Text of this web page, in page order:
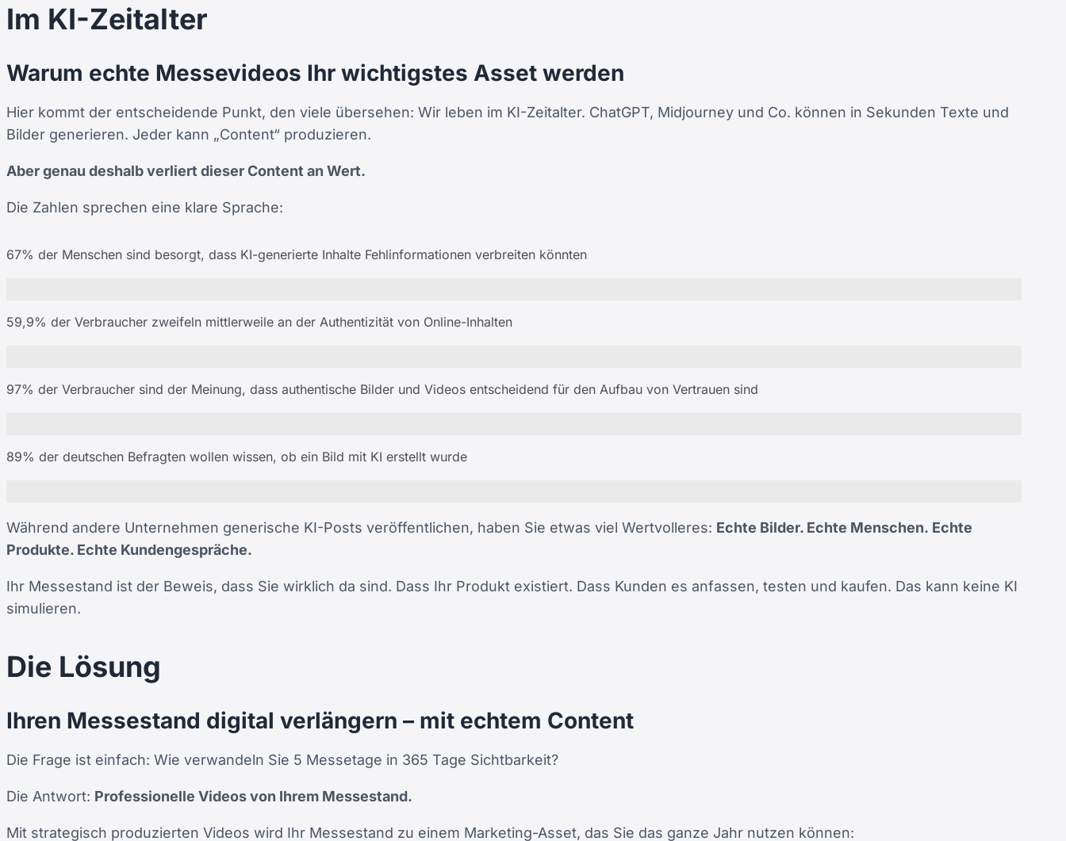
Im KI-Zeitalter
Warum echte Messevideos Ihr wichtigstes Asset werden
Hier kommt der entscheidende Punkt, den viele übersehen: Wir leben im KI-Zeitalter. ChatGPT, Midjourney und Co. können in Sekunden Texte und
Bilder generieren. Jeder kann „Content“ produzieren.
Aber genau deshalb verliert dieser Content an Wert.
Die Zahlen sprechen eine klare Sprache:
67% der Menschen sind besorgt, dass KI-generierte Inhalte Fehlinformationen verbreiten könnten
59,9% der Verbraucher zweifeln mittlerweile an der Authentizität von Online-Inhalten
97% der Verbraucher sind der Meinung, dass authentische Bilder und Videos entscheidend für den Aufbau von Vertrauen sind
89% der deutschen Befragten wollen wissen, ob ein Bild mit KI erstellt wurde
Während andere Unternehmen generische KI-Posts veröffentlichen, haben Sie etwas viel Wertvolleres: Echte Bilder. Echte Menschen. Echte
Produkte. Echte Kundengespräche.
Ihr Messestand ist der Beweis, dass Sie wirklich da sind. Dass Ihr Produkt existiert. Dass Kunden es anfassen, testen und kaufen. Das kann keine KI
simulieren.
Die Lösung
Ihren Messestand digital verlängern – mit echtem Content
Die Frage ist einfach: Wie verwandeln Sie 5 Messetage in 365 Tage Sichtbarkeit?
Die Antwort: Professionelle Videos von Ihrem Messestand.
Mit strategisch produzierten Videos wird Ihr Messestand zu einem Marketing-Asset, das Sie das ganze Jahr nutzen können: